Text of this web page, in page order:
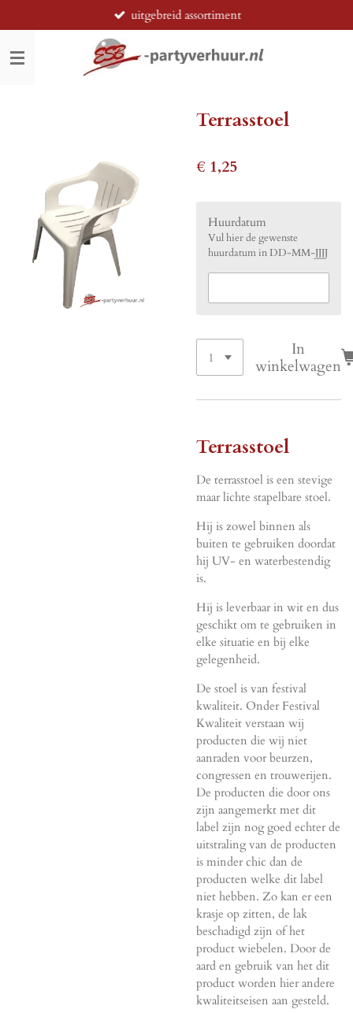
direct
naar
de
uitgebreid assortiment
Terrasstoel
€ 1,25
Huurdatum
Vul hier de gewenste
huurdatum in DD-MM-JJJJ
In
winkelwagen
Terrasstoel
De terrasstoel is een stevige
maar lichte stapelbare stoel.
Hij is zowel binnen als
buiten te gebruiken doordat
hij UV- en waterbestendig
is.
Hij is leverbaar in wit en dus
geschikt om te gebruiken in
elke situatie en bij elke
gelegenheid.
De stoel is van festival
kwaliteit. Onder Festival
Kwaliteit verstaan wij
producten die wij niet
aanraden voor beurzen,
congressen en trouwerijen.
De producten die door ons
zijn aangemerkt met dit
label zijn nog goed echter de
uitstraling van de producten
is minder chic dan de
producten welke dit label
niet hebben. Zo kan er een
krasje op zitten, de lak
beschadigd zijn of het
product wiebelen. Door de
aard en gebruik van het dit
product worden hier andere
kwaliteitseisen aan gesteld.